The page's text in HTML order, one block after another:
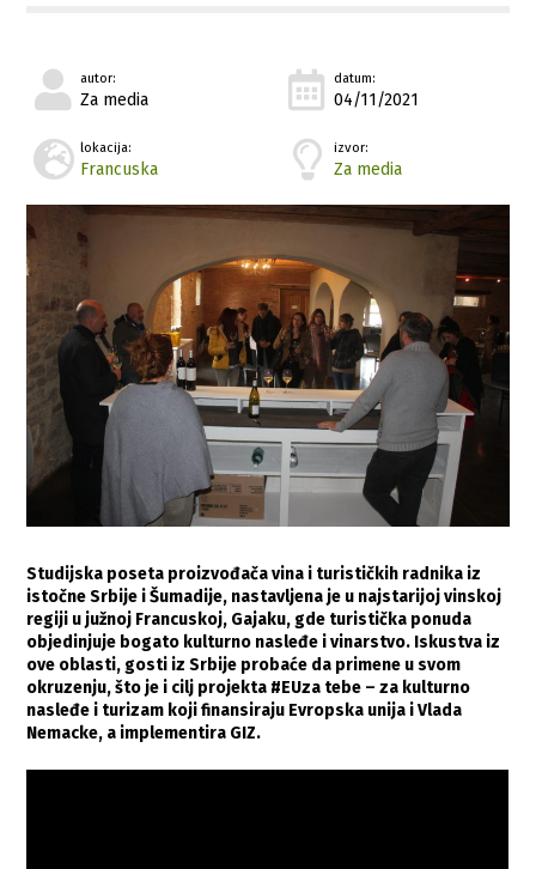
autor:
Za media
datum:
04/11/2021
lokacija:
Francuska
izvor:
Za media
Studijska poseta proizvođača vina i turističkih radnika iz
istočne Srbije i Šumadije, nastavljena je u najstarijoj vinskoj
regiji u južnoj Francuskoj, Gajaku, gde turistička ponuda
objedinjuje bogato kulturno nasleđe i vinarstvo. Iskustva iz
ove oblasti, gosti iz Srbije probaće da primene u svom
okruzenju, što je i cilj projekta #EUza tebe – za kulturno
nasleđe i turizam koji finansiraju Evropska unija i Vlada
Nemacke, a implementira GIZ.